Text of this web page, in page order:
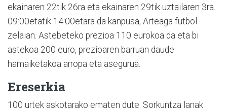
ekainaren 22tik 26ra eta ekainaren 29tik uztailaren 3ra.
09:00etatik 14:00etara da kanpusa, Arteaga futbol
zelaian. Astebeteko prezioa 110 eurokoa da eta bi
astekoa 200 euro, prezioaren barruan daude
hamaiketakoa arropa eta asegurua.
Ereserkia
100 urtek askotarako ematen dute. Sorkuntza lanak